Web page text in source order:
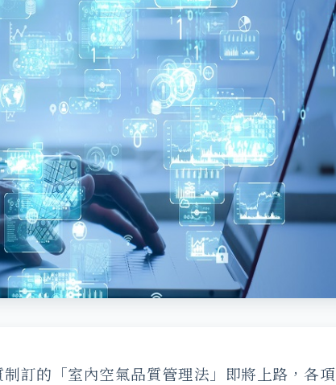
訂的「室內空氣品質管理法」即將上路，各項